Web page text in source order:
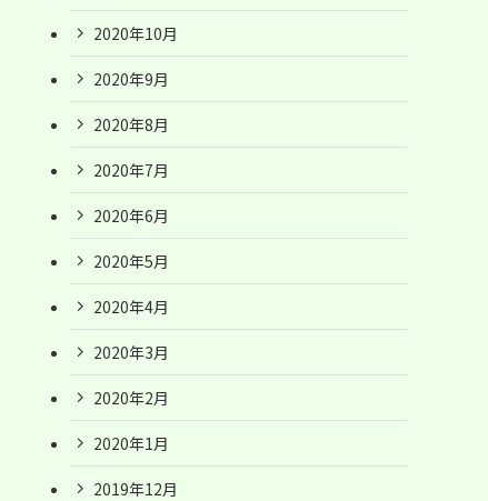
2020年10月
2020年9月
2020年8月
2020年7月
2020年6月
2020年5月
2020年4月
2020年3月
2020年2月
2020年1月
2019年12月